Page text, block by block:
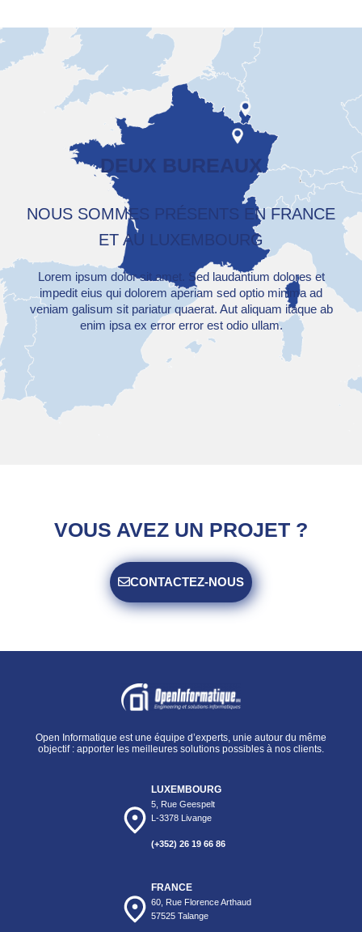
DEUX BUREAUX
NOUS SOMMES PRÉSENTS EN FRANCE
ET AU LUXEMBOURG
Lorem ipsum dolor sit amet. Sed laudantium dolores et
impedit eius qui dolorem aperiam sed optio minima ad
veniam galisum sit pariatur quaerat. Aut aliquam itaque ab
enim ipsa ex error error est odio ullam.
VOUS AVEZ UN PROJET ?
CONTACTEZ-NOUS
Open Informatique est une équipe d’experts, unie autour du même
objectif : apporter les meilleures solutions possibles à nos clients.
LUXEMBOURG
5, Rue Geespelt
L-3378 Livange
(+352) 26 19 66 86
FRANCE
60, Rue Florence Arthaud
57525 Talange